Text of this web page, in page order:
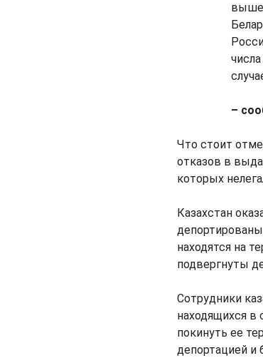
выше
–
Что стоит
отказов в
которых
Казахстан
находятся на
подвергнуты
Сотрудники
находящихся в
покинуть ее
депортацией и